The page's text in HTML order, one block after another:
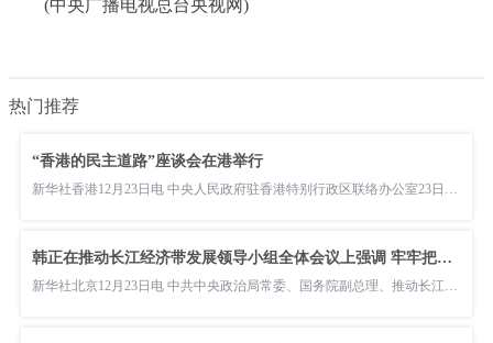
(中央广播电视总台央视网)
热门推荐
“香港的民主道路”座谈会在港举行
新华社香港12月23日电 中央人民政府驻香港特别行政区联络办公室23日举行“香港的民主道路”座谈会。香港中联办副
韩正在推动长江经济带发展领导小组全体会议上强调 牢牢把握共抓大保护、不搞大开发战略导向 扎实推动长江经济带高质量发展
新华社北京12月23日电 中共中央政治局常委、国务院副总理、推动长江经济带发展领导小组组长韩正23日主持召开推动